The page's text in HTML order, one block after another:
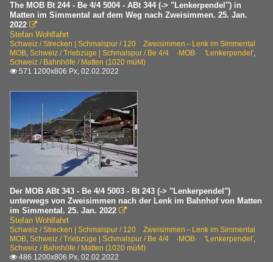
The MOB Bt 244 - Be 4/4 5004 - ABt 344 (-> "Lenkerpendel") in
Matten im Simmental auf dem Weg nach Zweisimmen. 25. Jan.
2022 
Stefan Wohlfahrt
Schweiz / Strecken | Schmalspur / 120 Zweisimmen – Lenk im Simmental
MOB, Schweiz / Triebzüge | Schmalspur / Be 4/4 ·MOB· 'Lenkerpendel',
Schweiz / Bahnhöfe / Matten (1020 müM)
 571 1200x806 Px, 02.02.2022
Der MOB ABt 343 - Be 4/4 5003 - Bt 243 (-> "Lenkerpendel")
unterwegs von Zweisimmen nach der Lenk im Bahnhof von Matten
im Simmental. 25. Jan. 2022 
Stefan Wohlfahrt
Schweiz / Strecken | Schmalspur / 120 Zweisimmen – Lenk im Simmental
MOB, Schweiz / Triebzüge | Schmalspur / Be 4/4 ·MOB· 'Lenkerpendel',
Schweiz / Bahnhöfe / Matten (1020 müM)
 486 1200x806 Px, 02.02.2022